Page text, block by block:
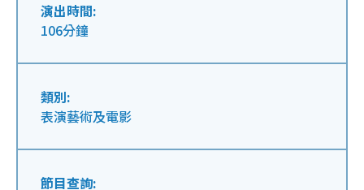
演出時間:
106分鐘
類別:
表演藝術及電影
節目查詢: